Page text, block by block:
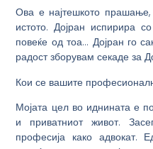
Ова е најтешкото
истото. Дојран испирира
повеќе од тоа… Дојран го
радост зборувам секаде за
Кои се вашите
Мојата цел во иднината е
и приватниот живот.
професија како адвокат.